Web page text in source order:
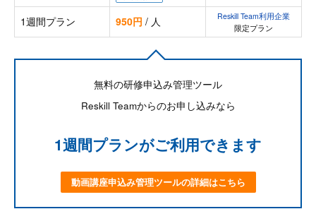
1週間プラン 950円 / 人
Reskill Team利用企業
限定プラン
無料の研修申込み管理ツール
Reskill Teamからのお申し込みなら
1週間プランがご利用できます
動画講座申込み管理ツールの詳細はこちら